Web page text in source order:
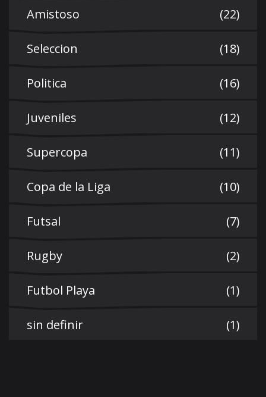
Amistoso (22)
Seleccion (18)
Politica (16)
Juveniles (12)
Supercopa (11)
Copa de la Liga (10)
Futsal (7)
Rugby (2)
Futbol Playa (1)
sin definir (1)